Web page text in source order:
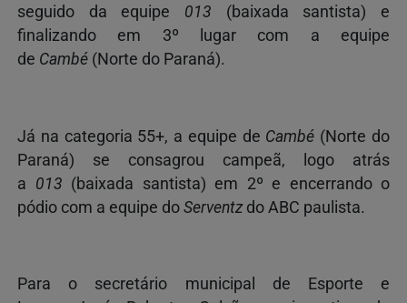
seguido da equipe 013 (baixada santista) e
finalizando em 3º lugar com a equipe
de Cambé (Norte do Paraná).
Já na categoria 55+, a equipe de Cambé (Norte do
Paraná) se consagrou campeã, logo atrás
a 013 (baixada santista) em 2º e encerrando o
pódio com a equipe do Serventzdo ABC paulista.
Para o secretário municipal de Esporte e